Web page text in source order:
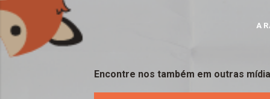
A
P
o
Encontre nos também em outras